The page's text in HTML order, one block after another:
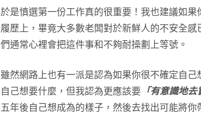
於是慎選第一份工作真的很重要！我也建議如
履歷上，畢竟大多數老闆對於新鮮人的不安全
們通常心裡會把這件事和不夠耐操劃上等號。
雖然網路上也有一派是認為如果你很不確定自
自己想要什麼，但我認為更應該要 「有意識地去
五年後自己想成為的樣子，然後去找出可能將你